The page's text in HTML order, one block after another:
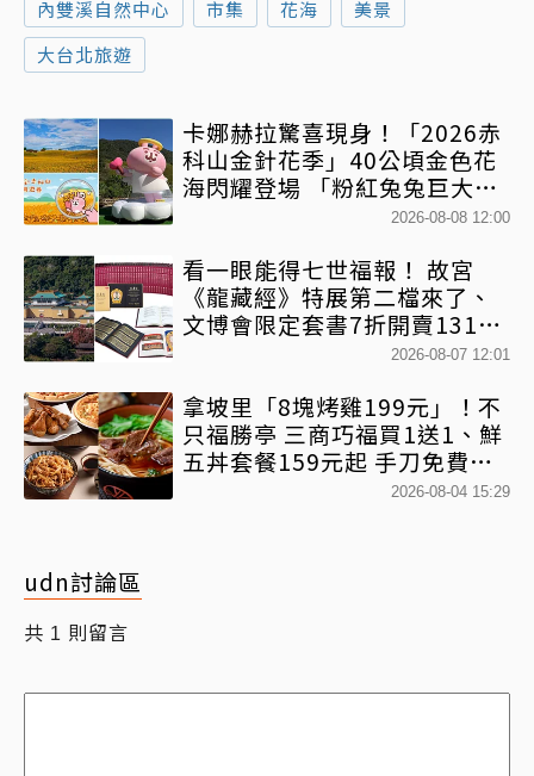
內雙溪自然中心 市集 花海
美景
大台北旅遊
卡娜赫拉驚喜現身！「2026赤
科山金針花季」40公頃金色花
海閃耀登場 「粉紅兔兔巨大氣
球+超狂500樂遊券」快追
2026-08-08 12:00
看一眼能得七世福報！ 故宮
《龍藏經》特展第二檔來了、
文博會限定套書7折開賣131萬
網驚：貧窮限制想像2026-08-07 12:01
拿坡里「8塊烤雞199元」！不
只福勝亭 三商巧福買1送1、鮮
五丼套餐159元起 手刀免費領
2026-08-04 15:29
udn討論區
共 1 則留言